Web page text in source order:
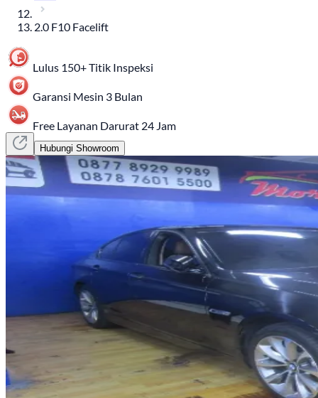
2.0 F10 Facelift
Lulus 150+ Titik Inspeksi
Garansi Mesin 3 Bulan
Free Layanan Darurat 24 Jam
Hubungi Showroom